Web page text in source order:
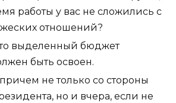
работы у вас не сложились с
отношений?
выделенный бюджет
быть освоен.
не только со стороны
но и вчера, если не